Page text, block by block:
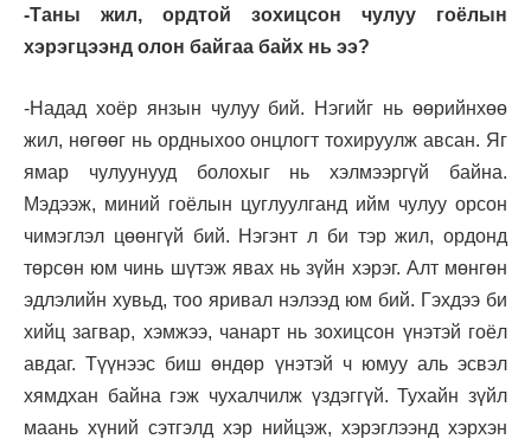
-Таны жил, ордтой зохицсон чулуу гоёлын
хэрэгцээнд олон байгаа байх нь ээ?
-Надад хоёр янзын чулуу бий. Нэгийг нь өөрийнхөө
жил, нөгөөг нь ордныхоо онцлогт тохируулж авсан. Яг
ямар чулуунууд болохыг нь хэлмээргүй байна.
Мэдээж, миний гоёлын цуглуулганд ийм чулуу орсон
чимэглэл цөөнгүй бий. Нэгэнт л би тэр жил, ордонд
төрсөн юм чинь шүтэж явах нь зүйн хэрэг. Алт мөнгөн
эдлэлийн хувьд, тоо яривал нэлээд юм бий. Гэхдээ би
хийц загвар, хэмжээ, чанарт нь зохицсон үнэтэй гоёл
авдаг. Түүнээс биш өндөр үнэтэй ч юмуу аль эсвэл
хямдхан байна гэж чухалчилж үздэггүй. Тухайн зүйл
маань хүний сэтгэлд хэр нийцэж, хэрэглээнд хэрхэн